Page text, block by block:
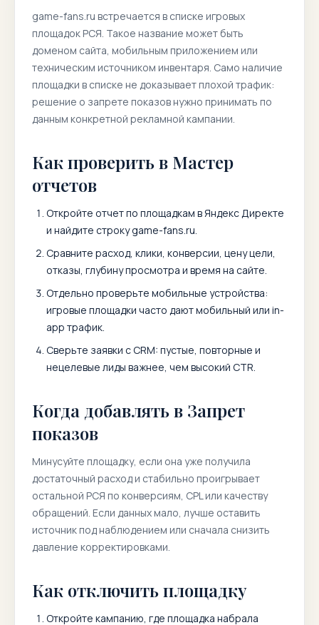
game-fans.ru встречается в списке игровых
площадок РСЯ. Такое название может быть
доменом сайта, мобильным приложением или
техническим источником инвентаря. Само наличие
площадки в списке не доказывает плохой трафик:
решение о запрете показов нужно принимать по
данным конкретной рекламной кампании.
Как проверить в Мастер
отчетов
Откройте отчет по площадкам в Яндекс Директе
и найдите строкуgame-fans.ru.
Сравните расход, клики, конверсии, цену цели,
отказы, глубину просмотра и время на сайте.
Отдельно проверьте мобильные устройства:
игровые площадки часто дают мобильный или in-
app трафик.
Сверьте заявки с CRM: пустые, повторные и
нецелевые лиды важнее, чем высокий CTR.
Когда добавлять в Запрет
показов
Минусуйте площадку, если она уже получила
достаточный расход и стабильно проигрывает
остальной РСЯ по конверсиям, CPL или качеству
обращений. Если данных мало, лучше оставить
источник под наблюдением или сначала снизить
давление корректировками.
Как отключить площадку
Откройте кампанию, где площадка набрала